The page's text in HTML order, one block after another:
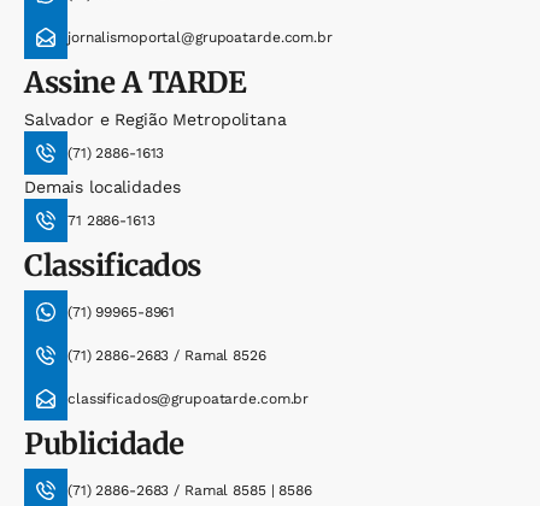
jornalismoportal@grupoatarde.com.br
AssineA TARDE
Salvador e Região Metropolitana
(71) 2886-1613
Demais localidades
71 2886-1613
Classificados
(71) 99965-8961
(71) 2886-2683 / Ramal 8526
classificados@grupoatarde.com.br
Publicidade
(71) 2886-2683 / Ramal 8585 | 8586